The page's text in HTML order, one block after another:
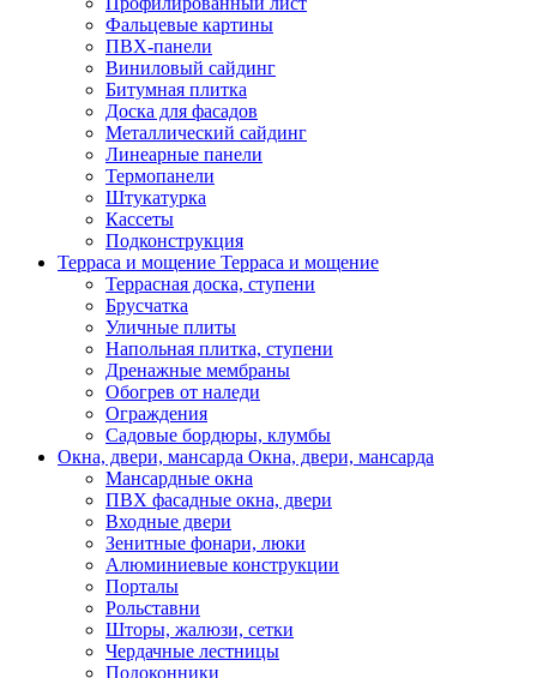
Фальцевые картины
ПВХ-панели
Виниловый сайдинг
Битумная плитка
Доска для фасадов
Металлический сайдинг
Линеарные панели
Термопанели
Штукатурка
Кассеты
Подконструкция
Терраса и мощение Терраса и мощение
Террасная доска, ступени
Брусчатка
Уличные плиты
Напольная плитка, ступени
Дренажные мембраны
Обогрев от наледи
Ограждения
Садовые бордюры, клумбы
Окна, двери, мансарда Окна, двери, мансарда
Мансардные окна
ПВХ фасадные окна, двери
Входные двери
Зенитные фонари, люки
Алюминиевые конструкции
Порталы
Рольставни
Шторы, жалюзи, сетки
Чердачные лестницы
Подоконники